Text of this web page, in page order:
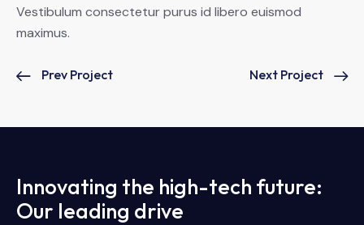
Vestibulum consectetur purus id libero euismod
maximus.
Prev Project Next Project
Innovating the high-tech future:
Our leading drive